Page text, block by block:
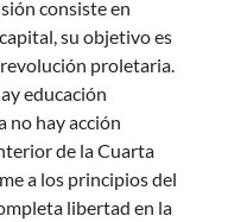
consiste en
su objetivo es
proletaria.
educación
no hay acción
de la Cuarta
a los principios del
libertad en la